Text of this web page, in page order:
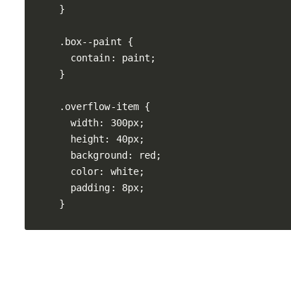
}
.box--paint {
  contain: paint;
}
.overflow-item {
  width: 300px;
  height: 40px;
  background: red;
  color: white;
  padding: 8px;